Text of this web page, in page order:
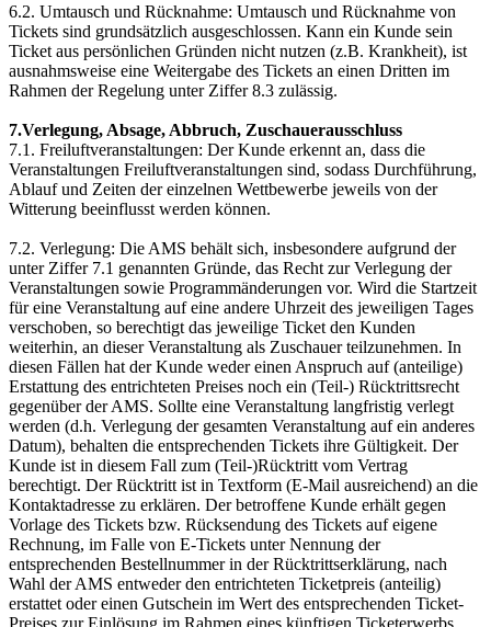
6.2. Umtausch und Rücknahme: Umtausch und Rücknahme von
Tickets sind grundsätzlich ausgeschlossen. Kann ein Kunde sein
Ticket aus persönlichen Gründen nicht nutzen (z.B. Krankheit), ist
ausnahmsweise eine Weitergabe des Tickets an einen Dritten im
Rahmen der Regelung unter Ziffer 8.3 zulässig.
7.Verlegung, Absage, Abbruch, Zuschauerausschluss
7.1. Freiluftveranstaltungen: Der Kunde erkennt an, dass die
Veranstaltungen Freiluftveranstaltungen sind, sodass Durchführung,
Ablauf und Zeiten der einzelnen Wettbewerbe jeweils von der
Witterung beeinflusst werden können.
7.2. Verlegung: Die AMS behält sich, insbesondere aufgrund der
unter Ziffer 7.1 genannten Gründe, das Recht zur Verlegung der
Veranstaltungen sowie Programmänderungen vor. Wird die Startzeit
für eine Veranstaltung auf eine andere Uhrzeit des jeweiligen Tages
verschoben, so berechtigt das jeweilige Ticket den Kunden
weiterhin, an dieser Veranstaltung als Zuschauer teilzunehmen. In
diesen Fällen hat der Kunde weder einen Anspruch auf (anteilige)
Erstattung des entrichteten Preises noch ein (Teil-) Rücktrittsrecht
gegenüber der AMS. Sollte eine Veranstaltung langfristig verlegt
werden (d.h. Verlegung der gesamten Veranstaltung auf ein anderes
Datum), behalten die entsprechenden Tickets ihre Gültigkeit. Der
Kunde ist in diesem Fall zum (Teil-)Rücktritt vom Vertrag
berechtigt. Der Rücktritt ist in Textform (E-Mail ausreichend) an die
Kontaktadresse zu erklären. Der betroffene Kunde erhält gegen
Vorlage des Tickets bzw. Rücksendung des Tickets auf eigene
Rechnung, im Falle von E-Tickets unter Nennung der
entsprechenden Bestellnummer in der Rücktrittserklärung, nach
Wahl der AMS entweder den entrichteten Ticketpreis (anteilig)
erstattet oder einen Gutschein im Wert des entsprechenden Ticket-
Preises zur Einlösung im Rahmen eines künftigen Ticketerwerbs